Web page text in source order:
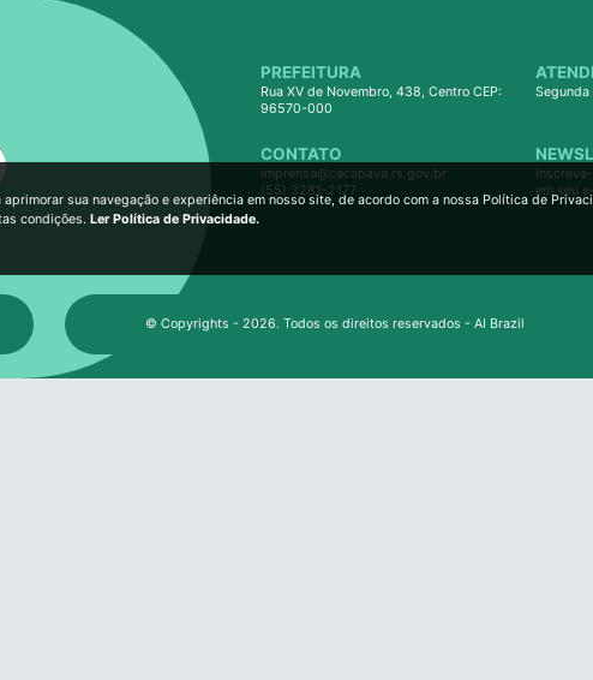
PREFEITURA
Rua XV de Novembro, 438, Centro CEP:
96570-000
Segunda
CONTATO
imprensa@cacapava.rs.gov.br
(55) 3281-2177
em seu
© Copyrights - 2026. Todos os direitos reservados - AI Brazil
sua navegação e experiência em nosso site, de acordo com a nossa Política de
condições. Ler Política de Privacidade.